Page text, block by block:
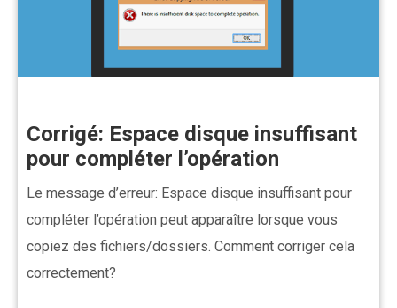
Corrigé: Espace disque insuffisant
pour compléter l’opération
Le message d’erreur: Espace disque insuffisant pour
compléter l’opération peut apparaître lorsque vous
copiez des fichiers/dossiers. Comment corriger cela
correctement?